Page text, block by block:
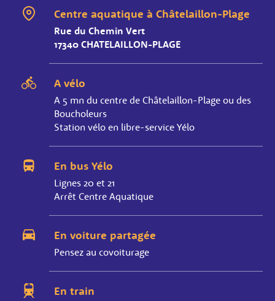
Centre aquatique à Châtelaillon-Plage
Rue du Chemin Vert
17340 CHATELAILLON-PLAGE
A vélo
A 5 mn du centre de Châtelaillon-Plage ou des
Boucholeurs
Station vélo en libre-service Yélo
En bus Yélo
Lignes 20 et 21
Arrêt Centre Aquatique
En voiture partagée
Pensez au covoiturage
En train